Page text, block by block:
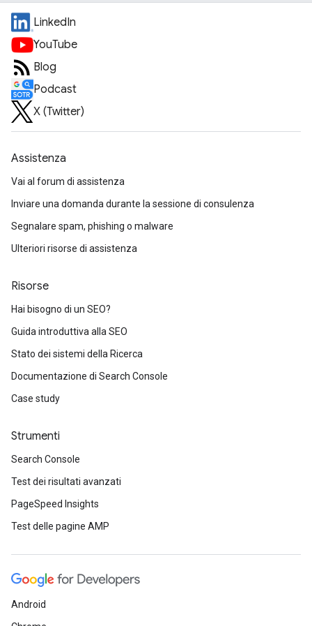
LinkedIn
YouTube
Blog
Podcast
X (Twitter)
Assistenza
Vai al forum di assistenza
Inviare una domanda durante la sessione di consulenza
Segnalare spam, phishing o malware
Ulteriori risorse di assistenza
Risorse
Hai bisogno di un SEO?
Guida introduttiva alla SEO
Stato dei sistemi della Ricerca
Documentazione di Search Console
Case study
Strumenti
Search Console
Test dei risultati avanzati
PageSpeed Insights
Test delle pagine AMP
Android